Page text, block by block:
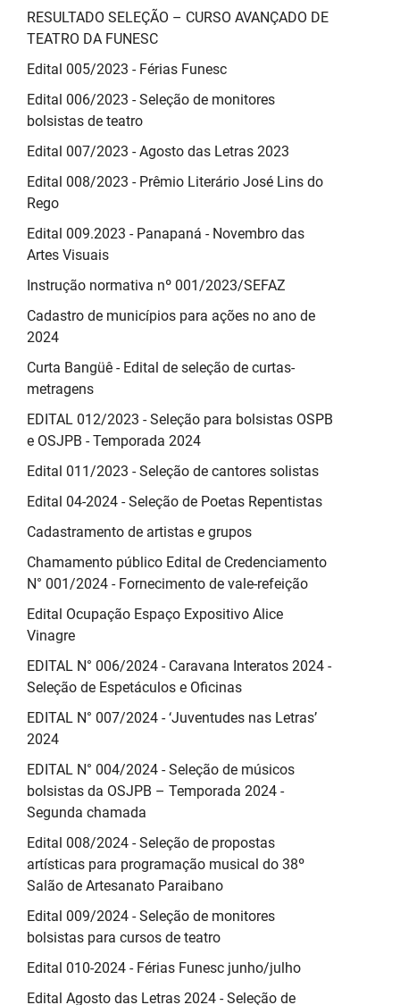
RESULTADO SELEÇÃO – CURSO AVANÇADO DE
TEATRO DA FUNESC
Edital 005/2023 - Férias Funesc
Edital 006/2023 - Seleção de monitores
bolsistas de teatro
Edital 007/2023 - Agosto das Letras 2023
Edital 008/2023 - Prêmio Literário José Lins do
Rego
Edital 009.2023 - Panapaná - Novembro das
Artes Visuais
Instrução normativa nº 001/2023/SEFAZ
Cadastro de municípios para ações no ano de
2024
Curta Bangüê - Edital de seleção de curtas-
metragens
EDITAL 012/2023 - Seleção para bolsistas OSPB
e OSJPB - Temporada 2024
Edital 011/2023 - Seleção de cantores solistas
Edital 04-2024 - Seleção de Poetas Repentistas
Cadastramento de artistas e grupos
Chamamento público Edital de Credenciamento
N° 001/2024 - Fornecimento de vale-refeição
Edital Ocupação Espaço Expositivo Alice
Vinagre
EDITAL N° 006/2024 - Caravana Interatos 2024 -
Seleção de Espetáculos e Oficinas
EDITAL N° 007/2024 - ‘Juventudes nas Letras’
2024
EDITAL N° 004/2024 - Seleção de músicos
bolsistas da OSJPB – Temporada 2024 -
Segunda chamada
Edital 008/2024 - Seleção de propostas
artísticas para programação musical do 38º
Salão de Artesanato Paraibano
Edital 009/2024 - Seleção de monitores
bolsistas para cursos de teatro
Edital 010-2024 - Férias Funesc junho/julho
Edital Agosto das Letras 2024 - Seleção de